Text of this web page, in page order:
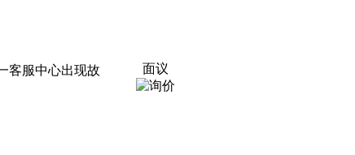
客服中心出现故
面议